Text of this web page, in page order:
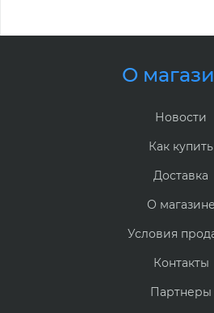
О
Новости
Как купить
Доставка
О магазине
Условия
Контакты
Партнеры